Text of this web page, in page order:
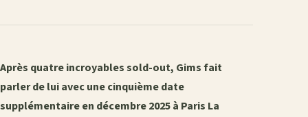
Après quatre incroyables sold-out, Gims fait
parler de lui avec une cinquième date
supplémentaire en décembre 2025 à Paris La